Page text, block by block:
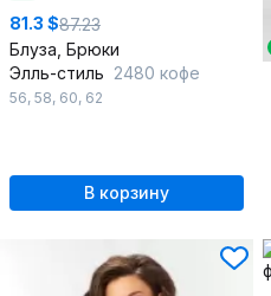
81.3 $87.23
Блуза, Брюки
Элль-стиль 2480 кофе
56, 58, 60, 62
В корзину